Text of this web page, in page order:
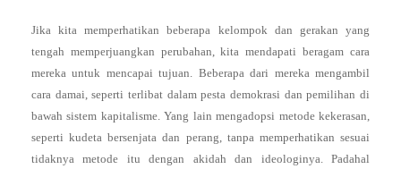
Jika kita memperhatikan beberapa kelompok dan gerakan yang
tengah memperjuangkan perubahan, kita mendapati beragam cara
mereka untuk mencapai tujuan. Beberapa dari mereka mengambil
cara damai, seperti terlibat dalam pesta demokrasi dan pemilihan di
bawah sistem kapitalisme. Yang lain mengadopsi metode kekerasan,
seperti kudeta bersenjata dan perang, tanpa memperhatikan sesuai
tidaknya metode itu dengan akidah dan ideologinya. Padahal